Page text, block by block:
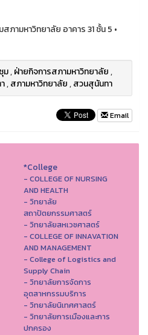
ภามหาวิทยาลัย อาคาร 31 ชั้น 5 •
ม,ฝ่ายกิจการสภามหาวิทยาลัย,
,สภามหาวิทยาลัย,สวนสุนันทา
Email
*College
- COLLEGE OF NURSING
AND HEALTH
- วิทยาลัย
สถาปัตยกรรมศาสตร์
- วิทยาลัยสหเวชศาสตร์
- COLLEGE OF INNAVATION
AND MANAGEMENT
- College of Logistics and
Supply Chain
- วิทยาลัยการจัดการ
อุตสาหกรรมบริการ
- วิทยาลัยนิเทศศาสตร์
- วิทยาลัยการเมืองและการ
ปกครอง